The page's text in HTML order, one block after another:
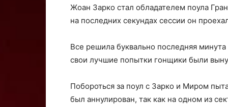
Жоан Зарко стал обладателем поула
на последних секундах сессии он
Все решила буквально последняя
свои лучшие попытки гонщики были
Побороться за поул с Зарко и Миром
был аннулирован, так как на одном из